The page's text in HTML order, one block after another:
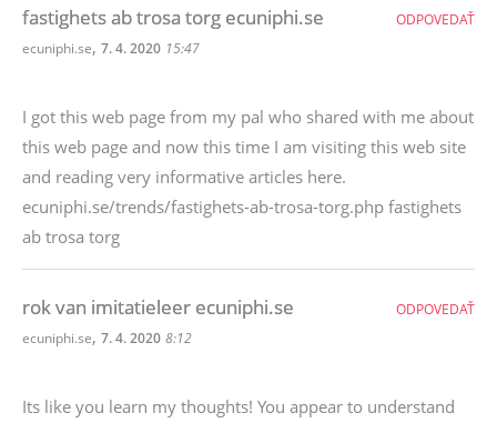
fastighets ab trosa torg ecuniphi.se
ecuniphi.se, 7. 4. 2020 15:47
I got this web page from my pal who shared with me about
this web page and now this time I am visiting this web site
and reading very informative articles here.
ecuniphi.se/trends/fastighets-ab-trosa-torg.php fastighets
ab trosa torg
ODPOVEDAŤ
rok van imitatieleer ecuniphi.se
ecuniphi.se, 7. 4. 2020 8:12
Its like you learn my thoughts! You appear to understand
ODPOVEDAŤ